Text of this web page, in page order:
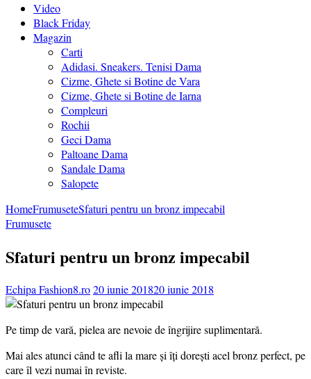
Video
Black Friday
Magazin
Carti
Adidasi. Sneakers. Tenisi Dama
Cizme, Ghete si Botine de Vara
Cizme, Ghete si Botine de Iarna
Compleuri
Rochii
Geci Dama
Paltoane Dama
Sandale Dama
Salopete
HomeFrumuseteSfaturi pentru un bronz impecabil
Frumusete
Sfaturi pentru un bronz impecabil
Echipa Fashion8.ro20 iunie 201820 iunie 2018
Pe timp de vară, pielea are nevoie de îngrijire suplimentară.
Mai ales atunci când te afli la mare și îți dorești acel bronz perfect, pe
care îl vezi numai în reviste.